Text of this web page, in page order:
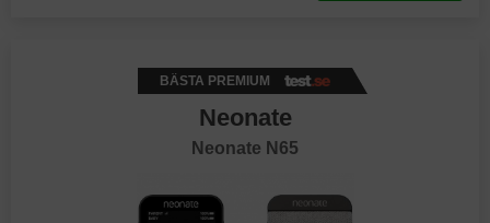
BÄSTA PREMIUM
Neonate
Neonate N65